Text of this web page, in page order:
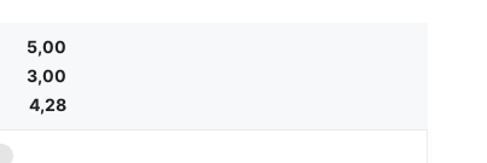
5,00
3,00
4,28